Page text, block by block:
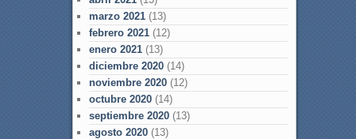
marzo 2021(13)
febrero 2021(12)
enero 2021(13)
diciembre 2020(14)
noviembre 2020(12)
octubre 2020(14)
septiembre 2020(13)
agosto 2020(13)